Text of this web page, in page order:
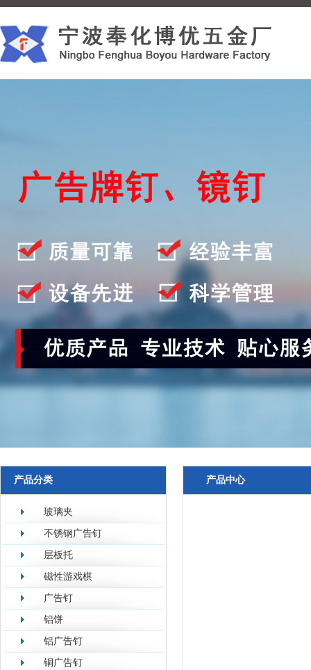
产品分类
玻璃夹
不锈钢广告钉
层板托
磁性游戏棋
广告钉
铝饼
铝广告钉
铜广告钉
产品中心